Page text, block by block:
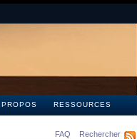
PROPOS RESSOURCES
FAQ Rechercher